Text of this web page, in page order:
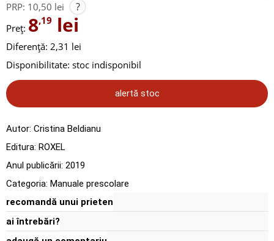
PRP: 10,50 lei ?
Preț: 8,19 lei
Diferență: 2,31 lei
Disponibilitate: stoc indisponibil
alertă stoc
Autor: Cristina Beldianu
Editura: ROXEL
Anul publicării: 2019
Categoria: Manuale prescolare
recomandă unui prieten
ai întrebări?